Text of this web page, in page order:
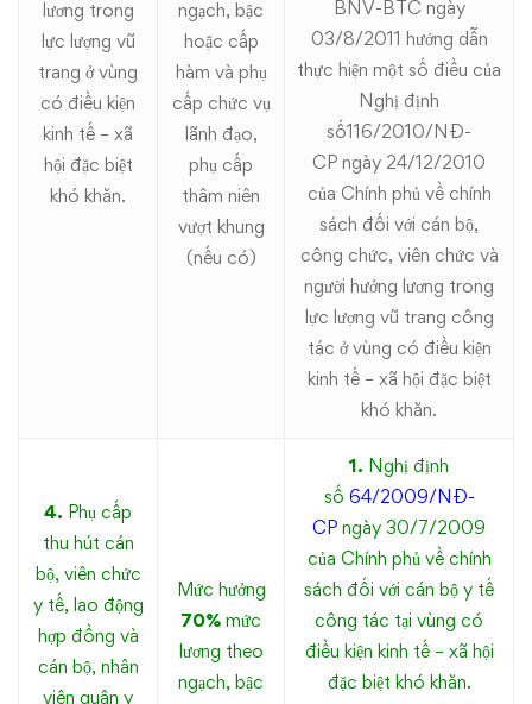
lương trong
lực lượng vũ
trang ở vùng
có điều kiện
kinh tế – xã
hội đặc biệt
khó khăn.
ngạch, bậc
hoặc cấp
hàm và phụ
cấp chức vụ
lãnh đạo,
phụ cấp
thâm niên
vượt khung
(nếu có)
BNV-BTC ngày
03/8/2011 hướng dẫn
thực hiện một số điều của
Nghị định
số116/2010/NĐ-
CP ngày 24/12/2010
của Chính phủ về chính
sách đối với cán bộ,
công chức, viên chức và
người hưởng lương trong
lực lượng vũ trang công
tác ở vùng có điều kiện
kinh tế – xã hội đặc biệt
khó khăn.
4. Phụ cấp
thu hút cán
bộ, viên chức
y tế, lao động
hợp đồng và
cán bộ, nhân
viên quân y
Mức hưởng
70% mức
lương theo
ngạch, bậc
1. Nghị định
số 64/2009/NĐ-
CP ngày 30/7/2009
của Chính phủ về chính
sách đối với cán bộ y tế
công tác tại vùng có
điều kiện kinh tế – xã hội
đặc biệt khó khăn.